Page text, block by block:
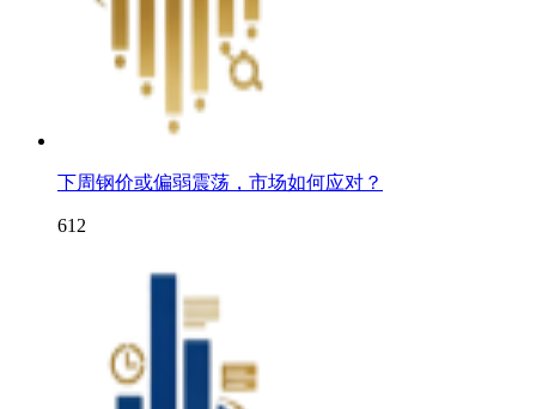
下周钢价或偏弱震荡，市场如何应对？
612